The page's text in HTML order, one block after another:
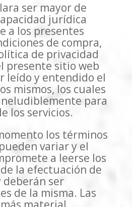
ser mayor de
jurídica
a los presentes
de compra,
de privacidad
presente sitio web
leído y entendido el
mismos, los cuales
para
los servicios.
los términos
variar y el
a leerse los
la efectuación de
deberán ser
de la misma. Las